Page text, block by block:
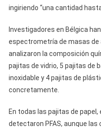
ingiriendo “una cantidad
Investigadores en Bélgica
espectrometría de masas de
analizaron la composición
pajitas de vidrio, 5 pajitas de
inoxidable y 4 pajitas de
concretamente.
En todas las pajitas de
detectaron PFAS, aunque